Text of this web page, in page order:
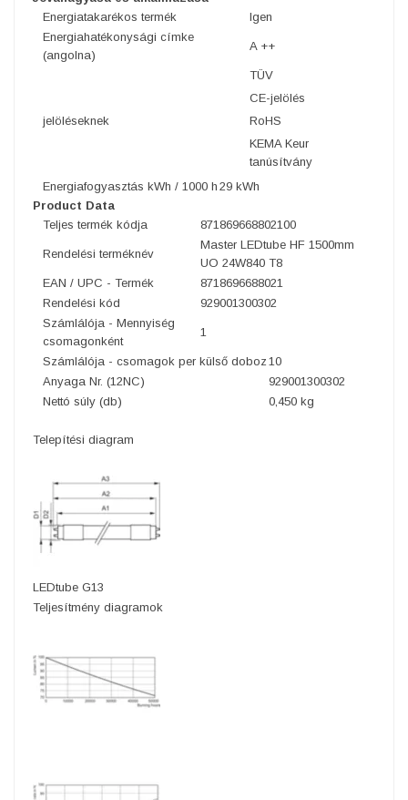
Energiatakarékos termék
Igen
Energiahatékonysági címke
(angolna)
A ++
jelöléseknek
TÜV
CE-jelölés
RoHS
KEMA Keur
tanúsítvány
Energiafogyasztás kWh / 1000 h 29 kWh
Product Data
Teljes termék kódja
871869668802100
Rendelési terméknév
Master LEDtube HF 1500mm
UO 24W840 T8
EAN / UPC - Termék
8718696688021
Rendelési kód
929001300302
Számlálója - Mennyiség
csomagonként
1
Számlálója - csomagok per külső doboz 10
Anyaga Nr. (12NC)
929001300302
Nettó súly (db)
0,450 kg
Telepítési diagram
LEDtube G13
Teljesítmény diagramok